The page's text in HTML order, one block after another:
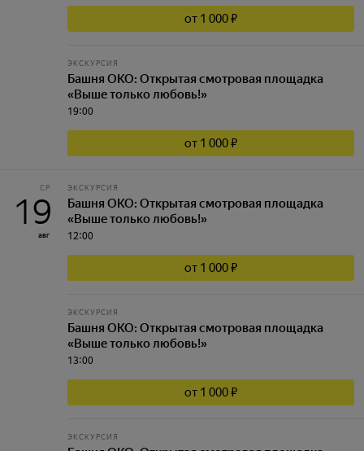
от 1 000 ₽
ЭКСКУРСИЯ
Башня ОКО: Открытая смотровая площадка
«Выше только любовь!»
19:00
от 1 000 ₽
СР
19
авг
ЭКСКУРСИЯ
Башня ОКО: Открытая смотровая площадка
«Выше только любовь!»
12:00
от 1 000 ₽
ЭКСКУРСИЯ
Башня ОКО: Открытая смотровая площадка
«Выше только любовь!»
13:00
от 1 000 ₽
ЭКСКУРСИЯ